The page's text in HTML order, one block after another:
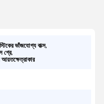
ভাঁজযোগ্য বাক্স,
গ্রে,
আয়তক্ষেত্রাকার